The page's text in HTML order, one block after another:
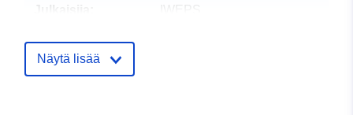
Julkaisija: IWEPS
Yhteyspisteet:
Näytä lisää